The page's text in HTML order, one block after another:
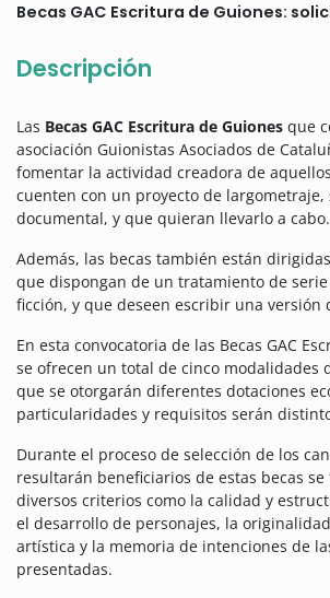
Becas GAC Escritura de Guiones:
Descripción
Las Becas GAC Escritura de Guiones que
asociación Guionistas Asociados de
fomentar la actividad creadora de
cuenten con un proyecto de largometraje,
documental, y que quieran llevarlo a cabo.
Además, las becas también están
que dispongan de un tratamiento de
ficción, y que deseen escribir una versión
En esta convocatoria de las Becas GAC
se ofrecen un total de cinco modalidades
que se otorgarán diferentes dotaciones
particularidades y requisitos serán
Durante el proceso de selección de los
resultarán beneficiarios de estas becas
diversos criterios como la calidad y
el desarrollo de personajes, la
artística y la memoria de intenciones de
presentadas.